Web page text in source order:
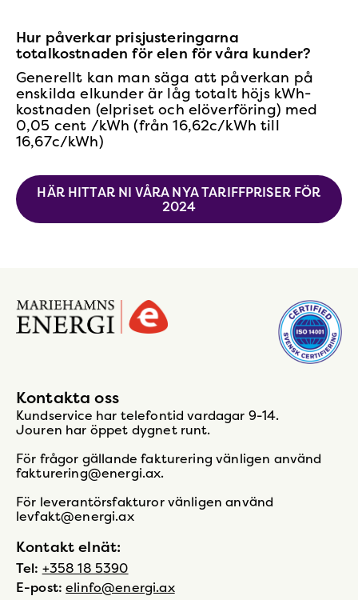
Hur påverkar prisjusteringarna
totalkostnaden för elen för våra kunder?
Generellt kan man säga att påverkan på
enskilda elkunder är låg totalt höjs kWh-
kostnaden (elpriset och elöverföring) med
0,05 cent /kWh (från 16,62c/kWh till
16,67c/kWh)
HÄR HITTAR NI VÅRA NYA TARIFFPRISER FÖR
2024
Gå
till
startsidan
Kontakta oss
Kundservice har telefontid vardagar 9-14.
Jouren har öppet dygnet runt.
För frågor gällande fakturering vänligen använd
fakturering@energi.ax.
För leverantörsfakturor vänligen använd
levfakt@energi.ax
Kontakt elnät:
Tel: +358 18 5390
E-post: elinfo@energi.ax